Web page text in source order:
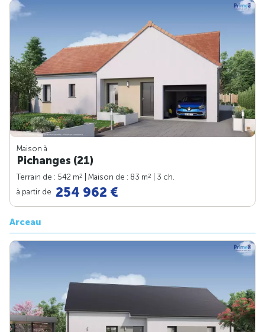
Maison à
Pichanges (21)
Terrain de : 542 m2 | Maison de : 83 m2
| 3 ch.
à partir de 254 962 €
Arceau